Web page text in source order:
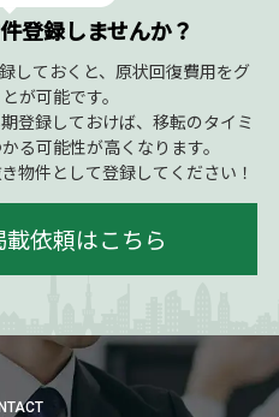
登録しませんか？
しておくと、原状回復費用をグ
が可能です。
登録しておけば、移転のタイミ
る可能性が高くなります。
物件として登録してください！
依頼はこちら